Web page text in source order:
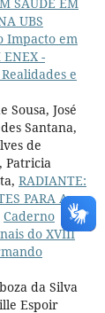
UBS
Impacto em
-
e
Sousa, José
Santana,
de
Patricia
RADIANTE:
PARA A
Caderno
do XVIII
da Silva
Espoir